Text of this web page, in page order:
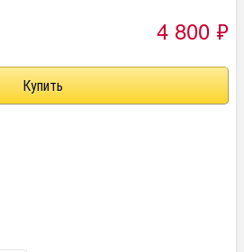
4 800 ₽